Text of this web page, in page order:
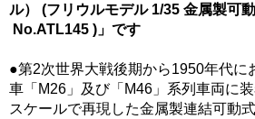
ル） (フリウルモデル 1/35 金属製可
No.ATL145 )」です
●第2次世界大戦後期から1950年代に
車「M26」及び「M46」系列車両に
スケールで再現した金属製連結可動